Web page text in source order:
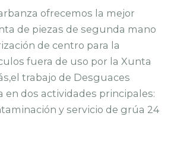
ofrecemos la mejor
de piezas de segunda mano
de centro para la
fuera de uso por la Xunta
trabajo de Desguaces
en dos actividades principales:
y servicio de grúa 24